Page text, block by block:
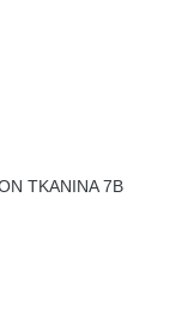
TKANINA 7B